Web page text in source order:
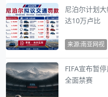
尼泊尔计划
达10万卢比
来源:南亚网视
FIFA宣布暂
全面禁赛